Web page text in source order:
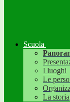
Scuola
I luoghi
Le
La storia